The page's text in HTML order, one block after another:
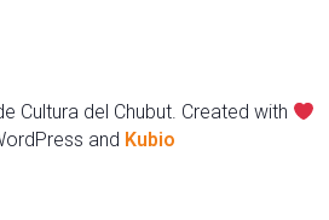
Cultura del Chubut. Created with
and Kubio